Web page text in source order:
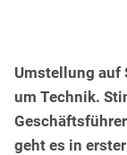
Umstellung auf
um Technik.
geht es in